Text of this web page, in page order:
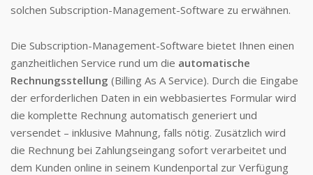
solchen Subscription-Management-Software zu erwähnen.
Die Subscription-Management-Software bietet Ihnen einen
ganzheitlichen Service rund um die automatische
Rechnungsstellung (Billing As A Service). Durch die Eingabe
der erforderlichen Daten in ein webbasiertes Formular wird
die komplette Rechnung automatisch generiert und
versendet – inklusive Mahnung, falls nötig. Zusätzlich wird
die Rechnung bei Zahlungseingang sofort verarbeitet und
dem Kunden online in seinem Kundenportal zur Verfügung